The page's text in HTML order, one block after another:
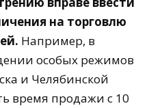
на торговлю
Например, в
особых режимов
и Челябинской
время продажи с 10